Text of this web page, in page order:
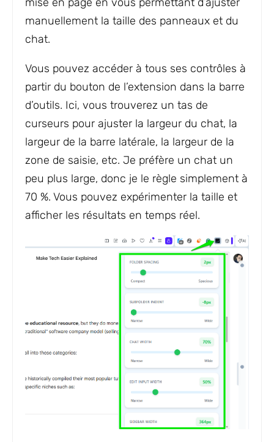
manuellement la taille des panneaux et du
chat.
Vous pouvez accéder à tous ses contrôles à
partir du bouton de l’extension dans la barre
d’outils. Ici, vous trouverez un tas de
curseurs pour ajuster la largeur du chat, la
largeur de la barre latérale, la largeur de la
zone de saisie, etc. Je préfère un chat un
peu plus large, donc je le règle simplement à
70 %. Vous pouvez expérimenter la taille et
afficher les résultats en temps réel.